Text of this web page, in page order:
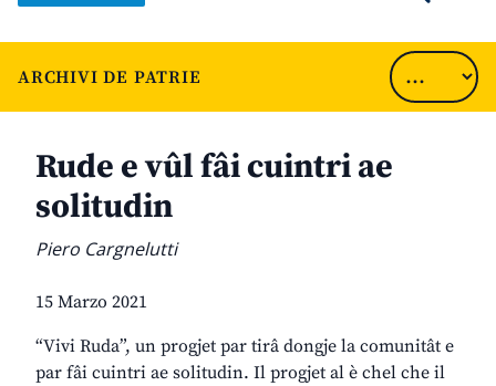
ARCHIVI DE PATRIE
Rude e vûl fâi cuintri ae
solitudin
Piero Cargnelutti
15 Marzo 2021
“Vivi Ruda”, un progjet par tirâ dongje la comunitât e
par fâi cuintri ae solitudin. Il progjet al è chel che il